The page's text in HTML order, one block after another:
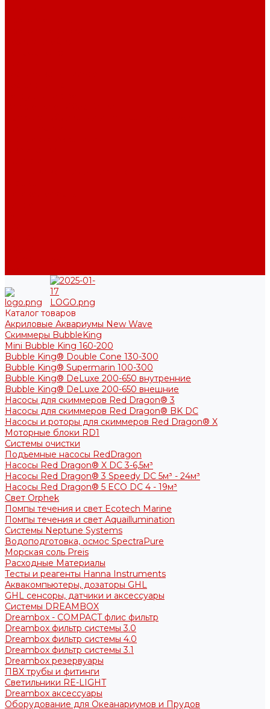
Каталог товаров
Акриловые Аквариумы New Wave
Скиммеры BubbleKing
Mini Bubble King 160-200
Bubble King® Double Cone 130-300
Bubble King® Supermarin 100-300
Bubble King® DeLuxe 200-650 внутренние
Bubble King® DeLuxe 200-650 внешние
Насосы для скиммеров Red Dragon® 3
Насосы для скиммеров Red Dragon® BK DC
Насосы и роторы для скиммеров Red Dragon® X
Моторные блоки RD1
Системы очистки
Подъемные насосы RedDragon
Насосы Red Dragon® X DC 3-6,5м³
Насосы Red Dragon® 3 Speedy DC 5м³ - 24м³
Насосы Red Dragon® 5 ECO DC 4 - 19м³
Свет Orphek
Помпы течения и свет Ecotech Marine
Помпы течения и свет Aquaillumination
Системы Neptune Systems
Водоподготовка, осмос SpectraPure
Морская соль Preis
Расходные Материалы
Тесты и реагенты Hanna Instruments
Аквакомпьютеры, дозаторы GHL
GHL сенсоры, датчики и аксессуары
Системы DREAMBOX
Dreambox - COMPACT флис фильтр
Dreambox фильтр системы 3.0
Dreambox фильтр системы 4.0
Dreambox фильтр системы 3.1
Dreambox резервуары
ПВХ трубы и фитинги
Светильники RE-LIGHT
Dreambox аксессуары
Оборудование для Океанариумов и Прудов